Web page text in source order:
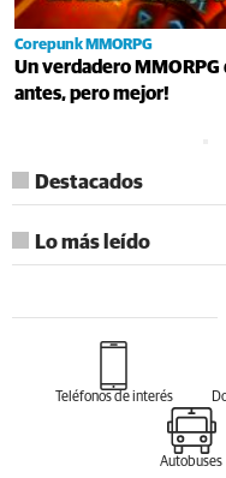
Corepunk MMORPG
Un verdadero MMORPG
antes, pero mejor!
Destacados
Lo más leído
Teléfonos de interés
Autobuses